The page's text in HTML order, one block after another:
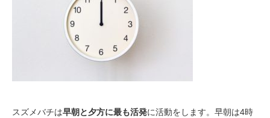
スズメバチは早朝と夕方に最も活発に活動をします。早朝は4時